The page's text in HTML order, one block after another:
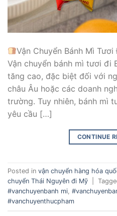
Vận Chuyển Bánh Mì
Vận chuyển bánh mì tươi đi
tăng cao, đặc biệt đối với
châu Âu hoặc các doanh
trường. Tuy nhiên, bánh mì
yêu cầu […]
CONTINUE
Posted in vận chuyển hàng hóa
chuyển Thái Nguyên đi Mỹ
#vanchuyenbanh mi
#vanchuyenthucpham